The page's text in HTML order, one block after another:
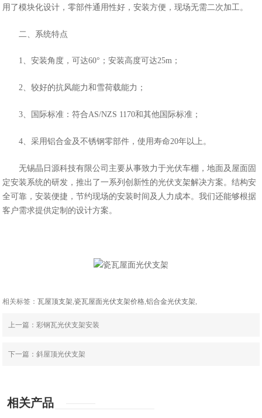
用了模块化设计，零部件通用性好，安装方便，现场无需二次加工。
二、系统特点
1、安装角度，可达60°；安装高度可达25m；
2、较好的抗风能力和雪荷载能力；
3、国际标准：符合AS/NZS 1170和其他国际标准；
4、采用铝合金及不锈钢零部件，使用寿命20年以上。
无锡晶日源科技有限公司主要从事致力于光伏车棚 ，地面及屋面固
定安装系统的研发，推出了一系列创新性的光伏支架解决方案。结构安
全可靠，安装便捷，节约现场的安装时间及人力成本。我们还能够根据
客户需求提供定制的设计方案。
相关标签：瓦屋顶支架,瓷瓦屋面光伏支架价格,铝合金光伏支架,
上一篇：彩钢瓦光伏支架安装
下一篇：斜屋顶光伏支架
相关产品